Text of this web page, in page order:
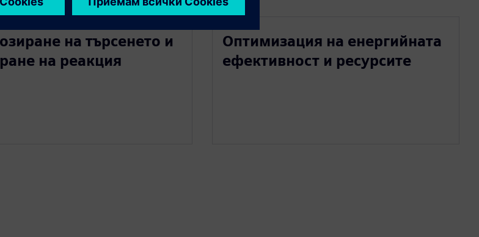
на търсенето и
на реакция
Оптимизация на енергийната
ефективност и ресурсите